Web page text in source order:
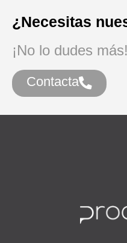
¿Necesitas
¡No lo dudes más!
Contacta